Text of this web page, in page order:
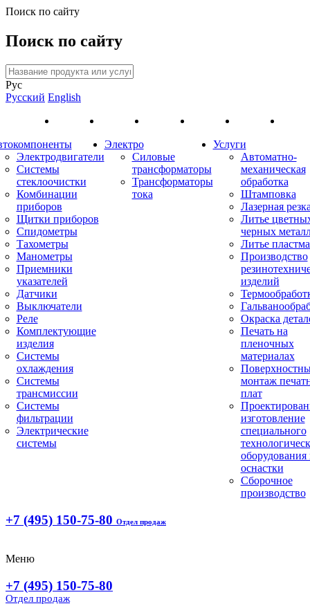
Поиск по сайту
Поиск по сайту
Рус
Русский English
Электродвигатели
Системы
стеклоочистки
Комбинации
приборов
Щитки приборов
Спидометры
Тахометры
Манометры
Приемники
указателей
Датчики
Выключатели
Реле
Комплектующие
изделия
Системы
охлаждения
Системы
трансмиссии
Системы
фильтрации
Электрические
системы
Электро
Силовые
трансформаторы
Трансформаторы
тока
Услуги
Автоматно-
механическая
обработка
Штамповка
Лазерная
Литье
черных
Литье
Производство
изделий
Окраска
Печать на
пленочных
материалах
монтаж
плат
изготовление
специального
оборудования
оснастки
Сборочное
производство
+7 (495) 150-75-80 Отдел продаж
Меню
+7 (495) 150-75-80
Отдел продаж